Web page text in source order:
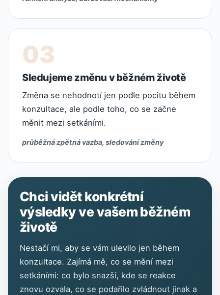
Sledujeme změnu v běžném životě
Změna se nehodnotí jen podle pocitu během
konzultace, ale podle toho, co se začne
měnit mezi setkáními.
průběžná zpětná vazba, sledování změny
Chci vidět konkrétní
výsledky ve vašem běžném
životě
Nestačí mi, aby se vám ulevilo jen během
konzultace. Zajímá mě, co se mění mezi
setkáními: co bylo snazší, kde se reakce
znovu ozvala, co se podařilo zvládnout jinak a